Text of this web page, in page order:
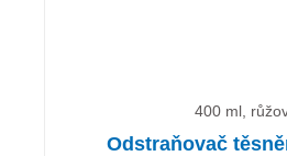
400 ml,
Odstraňovač